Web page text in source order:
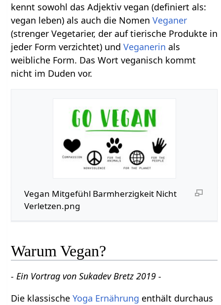
kennt sowohl das Adjektiv vegan (definiert als:
vegan leben) als auch die NomenVeganer
(strenger Vegetarier, der auf tierische Produkte in
jeder Form verzichtet) undVeganerin als
weibliche Form. Das Wort veganisch kommt
nicht im Duden vor.
Vegan Mitgefühl Barmherzigkeit Nicht
Verletzen.png
Warum Vegan?
- Ein Vortrag von Sukadev Bretz 2019 -
Die klassischeYoga Ernährung enthält durchaus